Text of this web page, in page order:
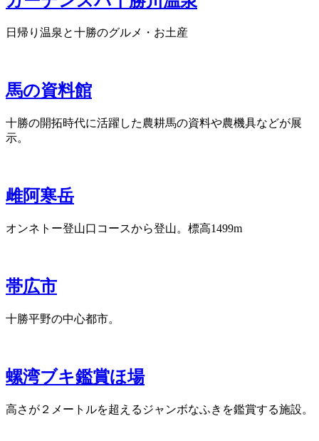
日帰り温泉と十勝のグルメ・お土産
馬の資料館
十勝の開拓時代に活躍した農耕馬の資料や農機具などが展
示。
雌阿寒岳
オンネトー登山口コースから登山。標高1499m
帯広市
十勝平野の中心都市。
螺湾ブキ鑑賞ほ場
高さが２メートルを超えるジャンボなふきを鑑賞する施設。